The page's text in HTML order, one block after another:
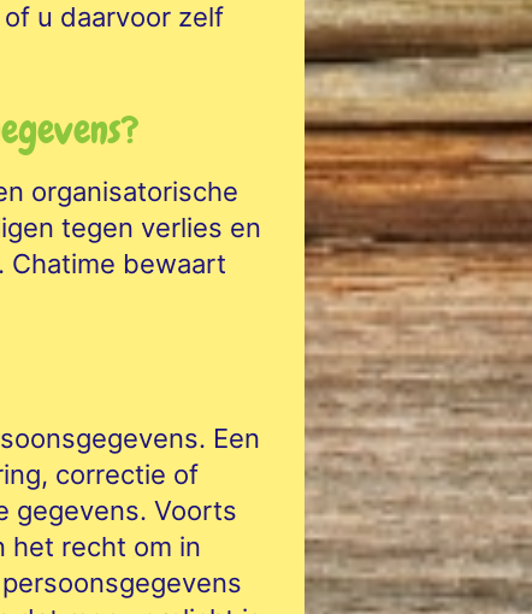
u daarvoor zelf
organisatorische
tegen verlies en
Chatime bewaart
Een
correctie of
gegevens. Voorts
het recht om in